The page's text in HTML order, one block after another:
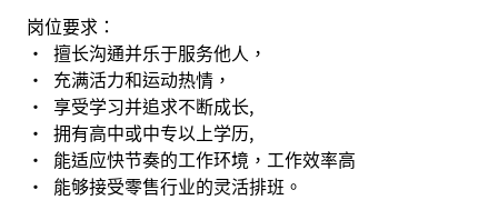
岗位要求：
· 擅长沟通并乐于服务他人，
· 充满活力和运动热情，
· 享受学习并追求不断成长,
· 拥有高中或中专以上学历,
· 能适应快节奏的工作环境，工作效率高
· 能够接受零售行业的灵活排班。